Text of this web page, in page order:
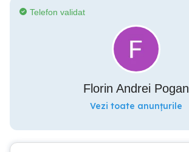
Telefon validat
Florin Andrei Pogan
Vezi toate anunțurile